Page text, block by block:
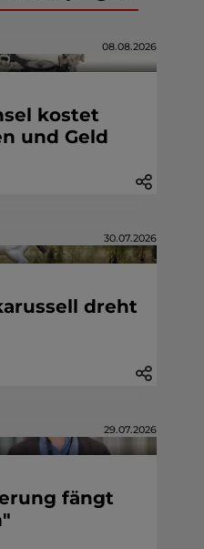
08.08.2026
kostet
und Geld
30.07.2026
dreht
29.07.2026
fängt